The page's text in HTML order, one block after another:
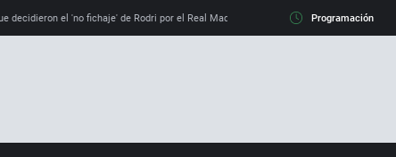
decidieron el 'no fichaje' de Rodri por el Real Madrid y su 'sí' al Barça La llamada
Programación